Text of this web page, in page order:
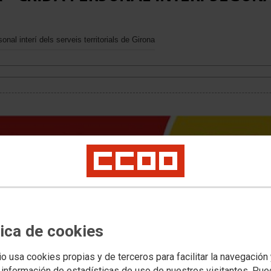
de cookies
usa cookies propias y de terceros para facilitar la navegación
interí dels serveis territorials de Girona